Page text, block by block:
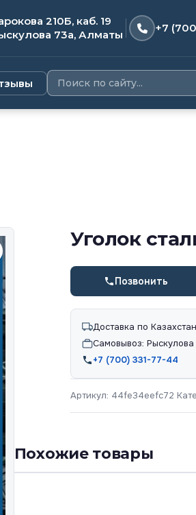
210Б, каб. 19
73а, Алматы
+7
Уголок
Позвонить
Доставка по
Самовывоз:
+7 (700) 331-77-44
Артикул: 44fe34eefc72
Похожие товары